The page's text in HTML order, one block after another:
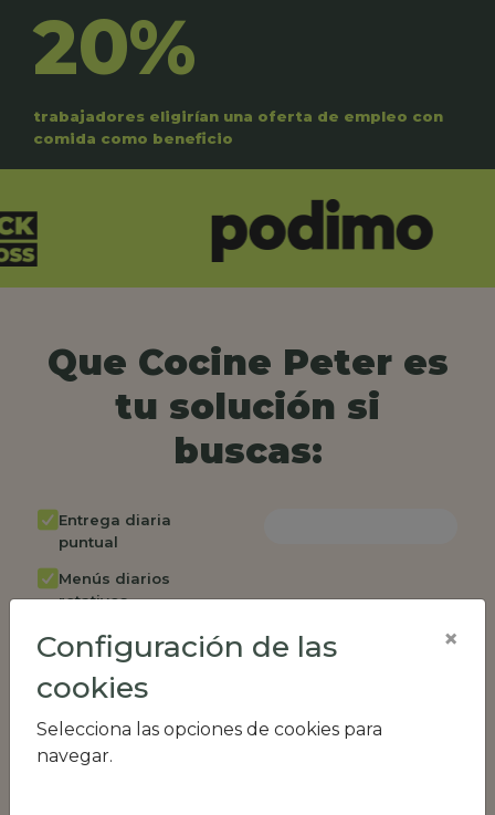
20%
trabajadores eligirían una oferta de empleo con
comida como beneficio
Que Cocine Peter es
tu solución si
buscas:
Entrega diaria
puntual
Menús diarios
rotativos
Cambio de menú
semanalmente
Factura única
Acceso individual
empleados
Configuración de las
cookies
Selecciona las opciones de cookies para
navegar.
×